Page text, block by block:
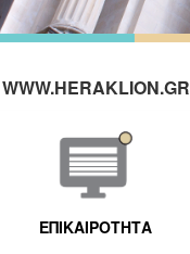
WWW.HERAKLION.GR
ΕΠΙΚΑΙΡΟΤΗΤΑ